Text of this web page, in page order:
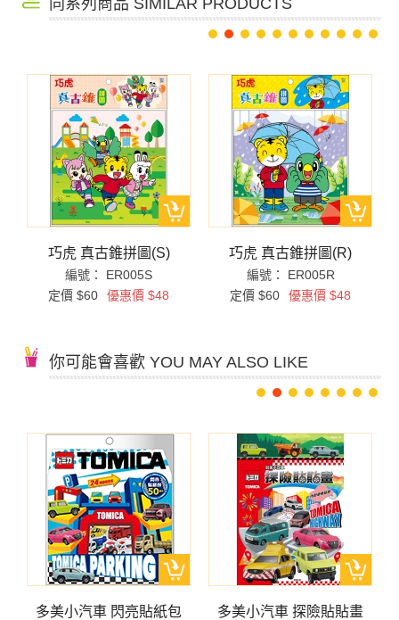
同系列商品 SIMILAR PRODUCTS
巧虎 真古錐拼圖(S)
編號： ER005S
定價 $60
優惠價 $48
巧虎 真古錐拼圖(R)
編號： ER005R
定價 $60
優惠價 $48
你可能會喜歡 YOU MAY ALSO LIKE
多美小汽車 閃亮貼紙包
多美小汽車 探險貼貼畫